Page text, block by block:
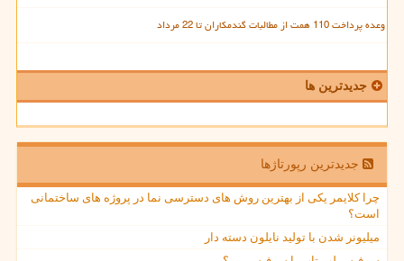
وعده پرداخت 110 همت از مطالبات گندمکاران تا 22 مرداد
جدیدترین ها
جدیدترین رپورتاژها
چرا کلایمر یکی از بهترین روش های دسترسی نما در پروژه های ساختمانی
است؟
میلیونر شدن با تولید نایلون دسته دار